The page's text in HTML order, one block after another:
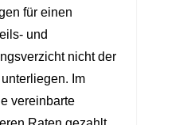
für einen
und
nicht der
Im
vereinbarte